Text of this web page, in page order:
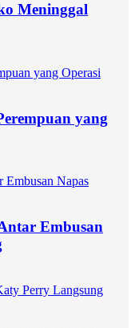
Meninggal
yang
Embusan